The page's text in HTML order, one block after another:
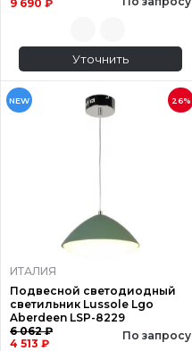
9 690 ₽
Уточнить
NEW 26%
ИТАЛИЯ
Подвесной светодиодный
светильник Lussole Lgo
Aberdeen LSP-8229
6 062 ₽
4 513 ₽
По запросу